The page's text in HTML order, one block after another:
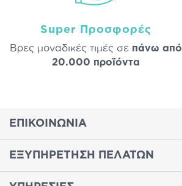
Super Προσφορές
Βρες μοναδικές τιμές σε πάνω από
20.000 προϊόντα
ΕΠΙΚΟΙΝΩΝΙΑ
ΕΞΥΠΗΡΕΤΗΣΗ ΠΕΛΑΤΩΝ